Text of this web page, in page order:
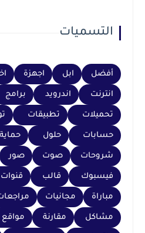
التسميات
أفضل ابل اجهزة
انترنت اندرويد برامج
تحميلات تطبيقات
حسابات حلول حماية
شروحات صوت صور
فيسبوك قالب قنوات
مباراة مجانيات
مشاكل مقارنة مواقع